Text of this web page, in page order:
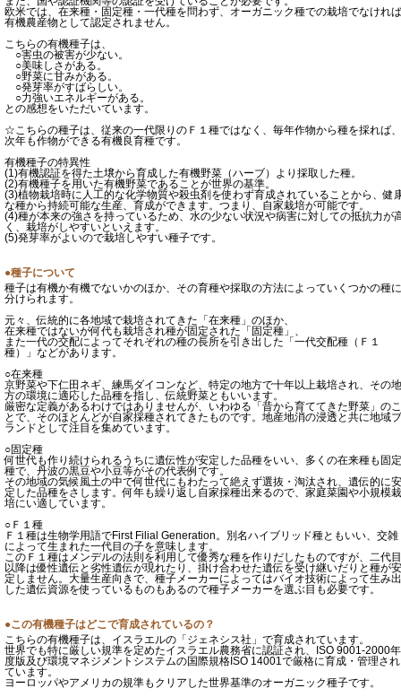
欧米では、在来種・固定種・一代種を問わず、オーガニック種での栽培でなければ
有機農産物として認定されません。
こちらの有機種子は、
○害虫の被害が少ない。
○美味しさがある。
○野菜に甘みがある。
○発芽率がすばらしい。
○力強いエネルギーがある。
との感想をいただいています。
☆こちらの種子は、従来の一代限りのＦ１種ではなく、毎年作物から種を採れば、
次年も作物ができる有機良育種です。
有機種子の特異性
(1)有機認証を得た土壌から育成した有機野菜（ハーブ）より採取した種。
(2)有機種子を用いた有機野菜であることが世界の基準。
(3)植物栽培時に人工的な化学物質や殺虫剤を使わず育成されていることから、健
な種から持続可能な生産、育成ができます。つまり、自家栽培が可能です。
(4)種が本来の強さを持っているため、水の少ない状況や病害に対しての抵抗力が
く、栽培がしやすいといえます。
(5)発芽率がよいので栽培しやすい種子です。
●種子について
種子は有機か有機でないかのほか、その育種や採取の方法によっていくつかの種に
分けられます。
元々、伝統的に各地域で栽培されてきた「在来種」のほか、
在来種ではないが何代も栽培され種が固定された「固定種」、
また一代の交配によってそれぞれの種の長所を引き出した「一代交配種（Ｆ１
種）」などがあります。
○在来種
京野菜や下仁田ネギ、練馬ダイコンなど、特定の地方で十年以上栽培され、その地
方の環境に適応した品種を指し、伝統野菜ともいいます。
厳密な定義があるわけではありませんが、いわゆる「昔から育ててきた野菜」のこ
とで、そのほとんどが自家採種されてきたものです。地産地消の浸透と共に地域ブ
ランドとして注目を集めています。
○固定種
何世代も作り続けられるうちに遺伝性が安定した品種をいい、多くの在来種も固定
種で、丹波の黒豆や小豆等がその代表例です。
その地域の気候風土の中で何世代にもわたって絶えず選抜・淘汰され、遺伝的に安
定した品種をさします。何年も繰り返し自家採種出来るので、家庭菜園や小規模栽
培にい適しています。
○Ｆ１種
Ｆ１種は生物学用語でFirst Filial Generation。別名ハイブリッド種ともいい、交雑
によって生まれた一代目の子を意味します。
このＦ１種はメンデルの法則を利用して優秀な種を作りだしたものですが、二代目
以降は優性遺伝と劣性遺伝が現れたり、掛け合わせた遺伝を受け継いだりと種が安
定しません。大量生産向きで、種子メーカーによってはバイオ技術によって生み出
した遺伝資源を使っているものもあるので種子メーカーを選ぶ目も必要です。
●この有機種子はどこで育成されているの？
こちらの有機種子は、イスラエルの「ジェネシス社」で育成されています。
世界でも特に厳しい規準を定めたイスラエル農務省に認証され、ISO 9001-2000年
度版及び環境マネジメントシステムの国際規格ISO 14001で厳格に育成・管理され
ています。
ヨーロッパやアメリカの規準もクリアした世界基準のオーガニック種子です。